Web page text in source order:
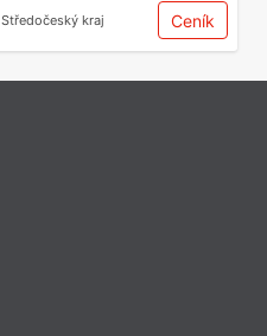
Středočeský kraj Ceník